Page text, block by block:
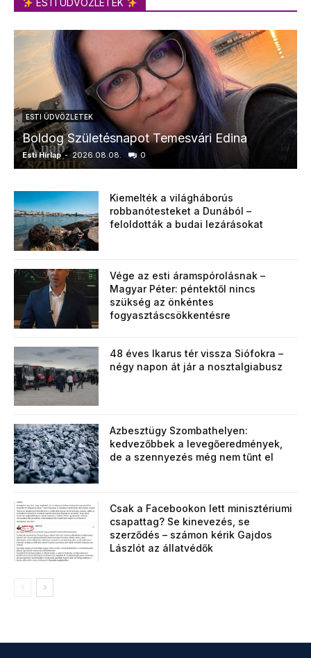
ESTI ÜDVÖZLETEK
ESTI ÜDVÖZLETEK
Boldog Születésnapot Temesvári Edina
Esti Hírlap - 2026.08.08. 0
Kiemelték a világháborús
robbanótesteket a Dunából –
feloldották a budai lezárásokat
Vége az esti áramspórolásnak –
Magyar Péter: péntektől nincs
szükség az önkéntes
fogyasztáscsökkentésre
48 éves Ikarus tér vissza Siófokra –
négy napon át jár a nosztalgiabusz
Azbesztügy Szombathelyen:
kedvezőbbek a levegőeredmények,
de a szennyezés még nem tűnt el
Csak a Facebookon lett minisztériumi
csapattag? Se kinevezés, se
szerződés – számon kérik Gajdos
Lászlót az állatvédők